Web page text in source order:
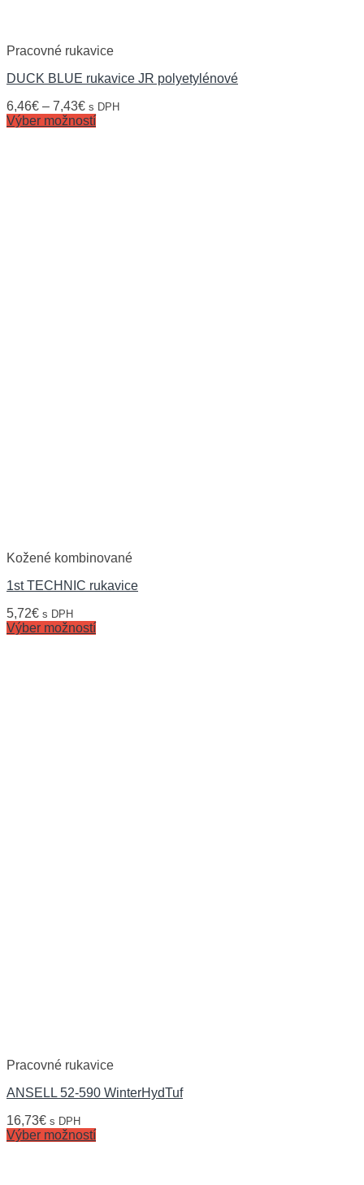
Pracovné rukavice
DUCK BLUE rukavice JR polyetylénové
6,46€ – 7,43€ s DPH
Výber možností
Kožené kombinované
1st TECHNIC rukavice
5,72€ s DPH
Výber možností
Pracovné rukavice
ANSELL 52-590 WinterHydTuf
16,73€ s DPH
Výber možností